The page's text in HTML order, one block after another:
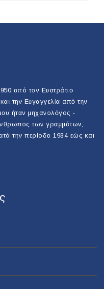
από τον Ευστράτιο
την Ευγαγγελία από την
ήταν μηχανολόγος -
των γραμμάτων,
την περίοδο 1934 εώς και